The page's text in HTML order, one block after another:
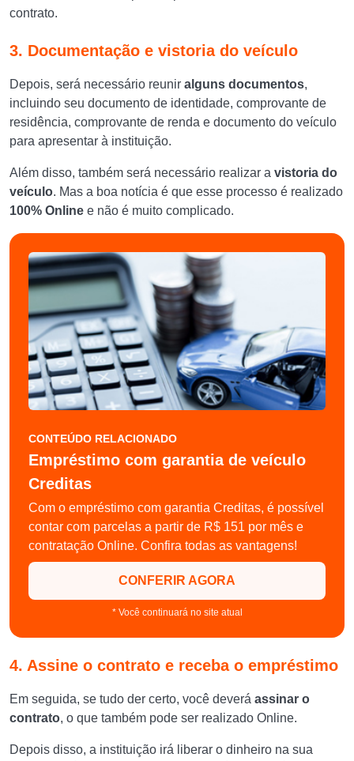
contrato.
3. Documentação e vistoria do veículo
Depois, será necessário reunir alguns documentos,
incluindo seu documento de identidade, comprovante de
residência, comprovante de renda e documento do veículo
para apresentar à instituição.
Além disso, também será necessário realizar a vistoria do
veículo. Mas a boa notícia é que esse processo é realizado
100% Online e não é muito complicado.
CONTEÚDO RELACIONADO
Empréstimo com garantia de veículo
Creditas
Com o empréstimo com garantia Creditas, é possível
contar com parcelas a partir de R$ 151 por mês e
contratação Online. Confira todas as vantagens!
CONFERIR AGORA
* Você continuará no site atual
4. Assine o contrato e receba o empréstimo
Em seguida, se tudo der certo, você deverá assinar o
contrato, o que também pode ser realizado Online.
Depois disso, a instituição irá liberar o dinheiro na sua